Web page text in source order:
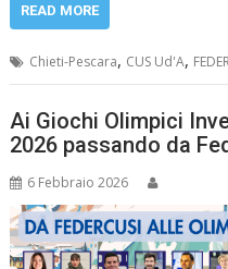
READ MORE
Chieti-Pescara, CUS Ud'A,
Ai Giochi Olimpici
2026 passando da
6 Febbraio 2026